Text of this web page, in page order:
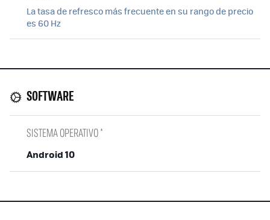
La tasa de refresco más frecuente en su rango de precio
es 60 Hz
SOFTWARE
SISTEMA OPERATIVO *
Android 10